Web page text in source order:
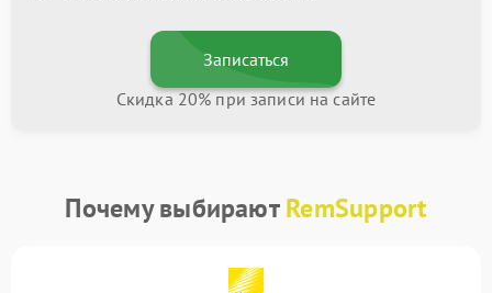
Записаться
Скидка 20% при записи на сайте
Почему выбираютRemSupport